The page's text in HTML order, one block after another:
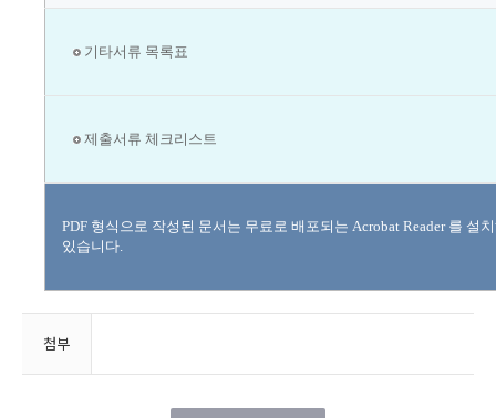
기타서류 목록표
제출서류 체크리스트
PDF 형식으로 작성된 문서는 무료로 배포되는 Acrobat Reader 를 설
있습니다.
첨부